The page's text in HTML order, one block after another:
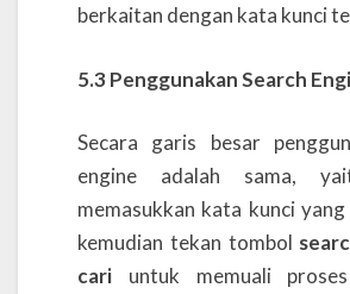
berkaitan dengan kata kunci
5.3 Penggunakan Search
Secara garis besar
engine adalah sama,
memasukkan kata kunci
kemudian tekan tombol
cari untuk memuali